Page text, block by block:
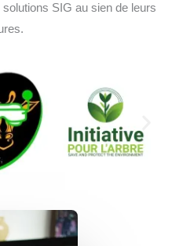
SIG au sien de leurs